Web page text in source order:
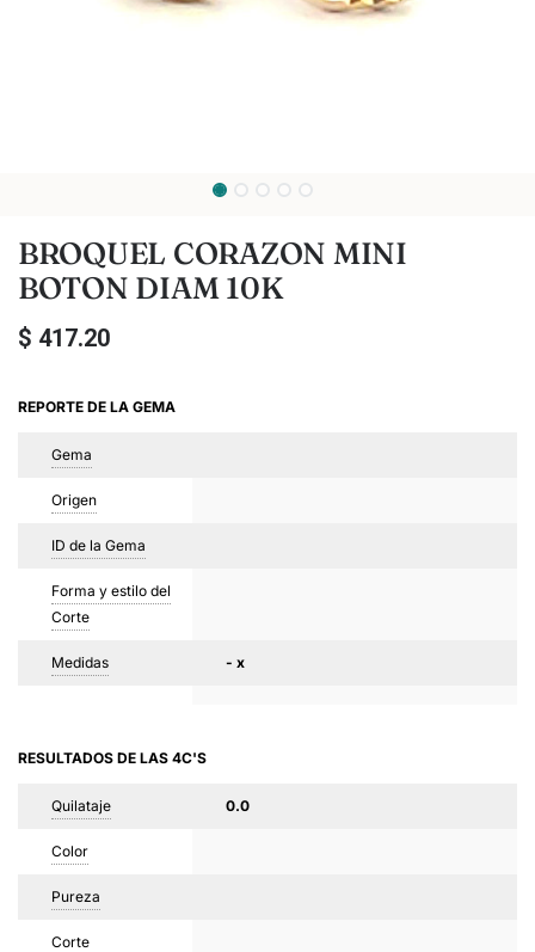
BROQUEL CORAZON MINI
BOTON DIAM 10K
$ 417.20
REPORTE DE LA GEMA
Gema
Origen
ID de la Gema
Forma y estilo del
Corte
Medidas - x
RESULTADOS DE LAS 4C'S
Quilataje 0.0
Color
Pureza
Corte